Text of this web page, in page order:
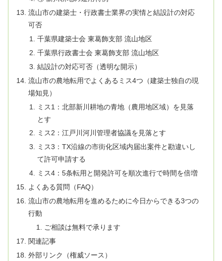
流山市の建築士・行政書士業界の実情と結設計の対応
可否
千葉県建築士会 東葛飾支部 流山地区
千葉県行政書士会 東葛飾支部 流山地区
結設計の対応可否（透明な開示）
流山市の農地転用でよくあるミス4つ（建築士独自の現
場知見）
ミス1：北部新川耕地の青地（農用地区域）を見落
とす
ミス2：江戸川河川管理者協議を見落とす
ミス3：TX沿線の市街化区域内届出案件と勘違いし
て許可申請する
ミス4：5条転用と開発許可を順次進行で時間を倍増
よくある質問（FAQ）
流山市の農地転用を進めるために今日からできる3つの
行動
ご相談は無料で承ります
関連記事
外部リンク（権威ソース）